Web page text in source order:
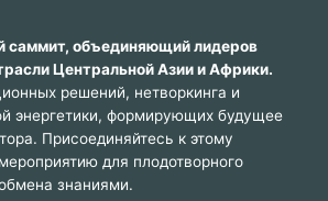
саммит, объединяющий лидеров
Центральной Азии и Африки.
решений, нетворкинга и
энергетики, формирующих будущее
Присоединяйтесь к этому
для плодотворного
знаниями.